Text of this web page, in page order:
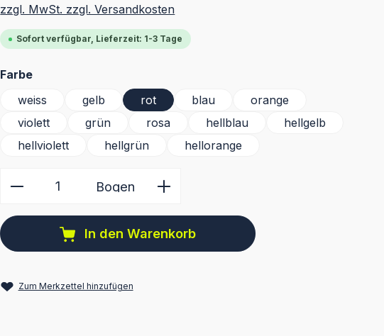
zzgl. MwSt. zzgl. Versandkosten
Sofort verfügbar, Lieferzeit: 1-3 Tage
Farbeauswählen
weiss
gelb rot blau
orange
violett
grün rosa hellblau
hellgelb
hellviolett
hellgrün hellorange
Produkt Anzahl: Gib den gewünschten Wert
Bogen
In den Warenkorb
Zum Merkzettel hinzufügen